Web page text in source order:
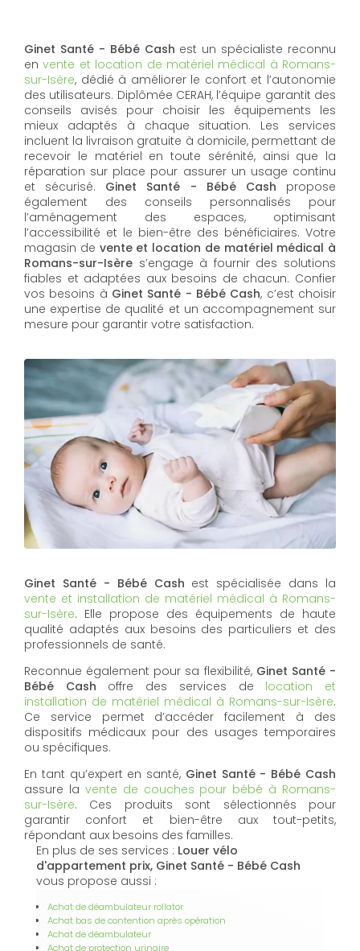
Ginet Santé - Bébé Cash est un spécialiste reconnu
envente et location de matériel médical à Romans-
sur-Isère, dédié à améliorer le confort et l’autonomie
des utilisateurs. Diplômée CERAH, l’équipe garantit des
conseils avisés pour choisir les équipements les
mieux adaptés à chaque situation. Les services
incluent la livraison gratuite à domicile, permettant de
recevoir le matériel en toute sérénité, ainsi que la
réparation sur place pour assurer un usage continu
et sécurisé. Ginet Santé - Bébé Cash propose
également des conseils personnalisés pour
l’aménagement des espaces, optimisant
l’accessibilité et le bien-être des bénéficiaires. Votre
magasin de vente et location de matériel médical à
Romans-sur-Isère s’engage à fournir des solutions
fiables et adaptées aux besoins de chacun. Confier
vos besoins à Ginet Santé - Bébé Cash, c’est choisir
une expertise de qualité et un accompagnement sur
mesure pour garantir votre satisfaction.
Ginet Santé - Bébé Cash est spécialisée dans la
vente et installation de matériel médical à Romans-
sur-Isère. Elle propose des équipements de haute
qualité adaptés aux besoins des particuliers et des
professionnels de santé.
Reconnue également pour sa flexibilité, Ginet Santé -
Bébé Cash offre des services de location et
installation de matériel médical à Romans-sur-Isère.
Ce service permet d’accéder facilement à des
dispositifs médicaux pour des usages temporaires
ou spécifiques.
En tant qu’expert en santé, Ginet Santé - Bébé Cash
assure la vente de couches pour bébé à Romans-
sur-Isère. Ces produits sont sélectionnés pour
garantir confort et bien-être aux tout-petits,
répondant aux besoins des familles.
En plus de ses services : Louer vélo
d'appartement prix, Ginet Santé - Bébé Cash
vous propose aussi :
Achat de déambulateur rollator
Achat bas de contention après opération
Achat de déambulateur
Achat de protection urinaire